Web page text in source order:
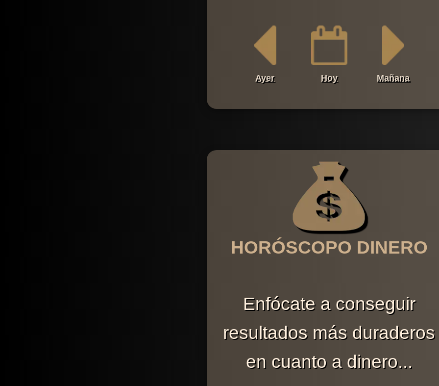
Ayer Hoy Mañana
HORÓSCOPO DINERO
Enfócate a conseguir
resultados más duraderos
en cuanto a dinero...